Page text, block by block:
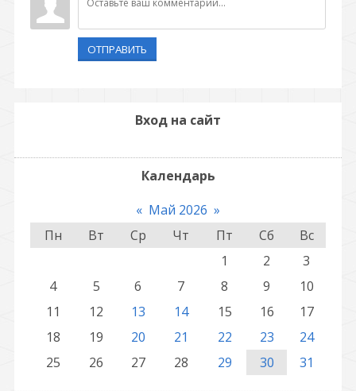
ОТПРАВИТЬ
Вход на сайт
Календарь
« Май 2026 »
Пн
Вт Ср Чт Пт Сб
Вс
1
2
3
4
5 6 7 8 9
10
11
12 13 14 15 16
17
18
19 20 21 22 23
24
25
26 27 28 29 30 31